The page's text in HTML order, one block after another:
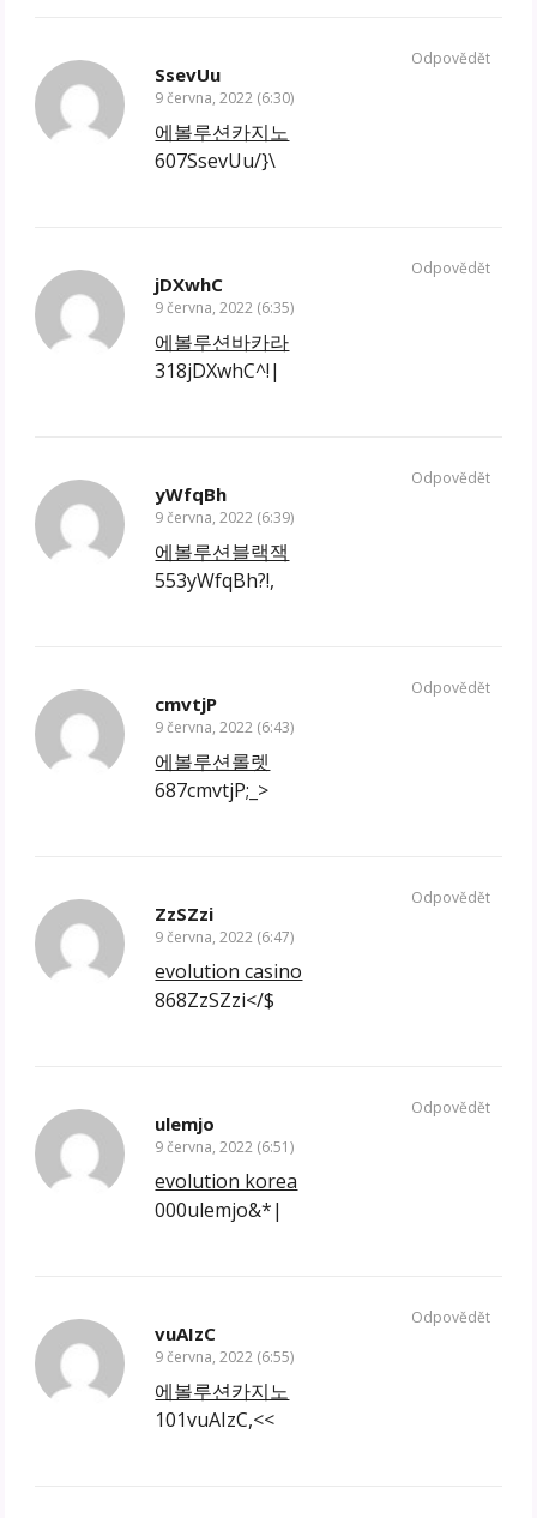
SsevUu
9 června, 2022 (6:30)
에볼루션카지노
607SsevUu/}\
Odpovědět
jDXwhC
9 června, 2022 (6:35)
에볼루션바카라
318jDXwhC^!|
Odpovědět
yWfqBh
9 června, 2022 (6:39)
에볼루션블랙잭
553yWfqBh?!,
Odpovědět
cmvtjP
9 června, 2022 (6:43)
에볼루션롤렛
687cmvtjP;_>
Odpovědět
ZzSZzi
9 června, 2022 (6:47)
evolution casino
868ZzSZzi</$
Odpovědět
ulemjo
9 června, 2022 (6:51)
evolution korea
000ulemjo&*|
Odpovědět
vuAIzC
9 června, 2022 (6:55)
에볼루션카지노
101vuAIzC,<<
Odpovědět